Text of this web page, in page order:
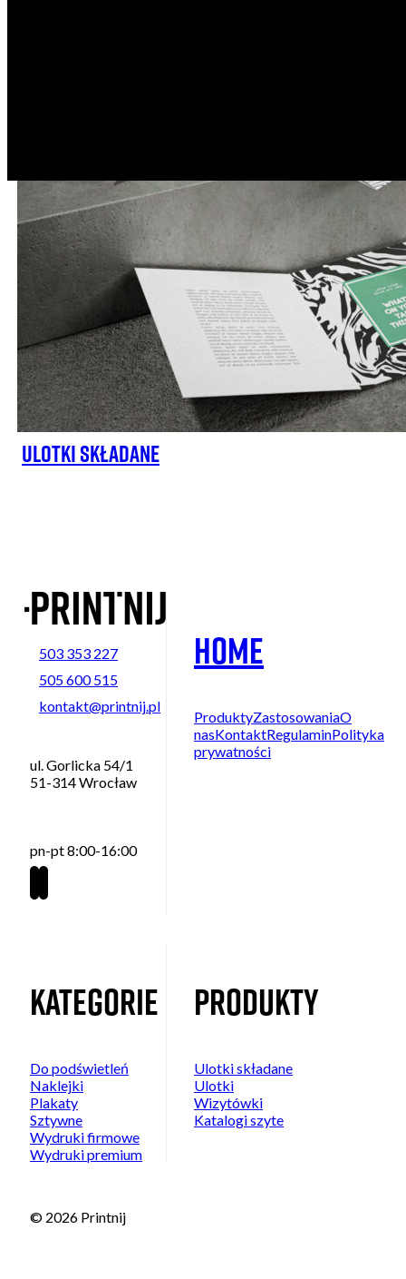
Ulotki składane
503 353 227
505 600 515
kontakt@printnij.pl
ul. Gorlicka 54/1
51-314 Wrocław
pn-pt 8:00-16:00
Home
ProduktyZastosowaniaO
nasKontaktRegulaminPolityka
prywatności
Kategorie
Do podświetleń
Naklejki
Plakaty
Sztywne
Wydruki firmowe
Wydruki premium
Produkty
Ulotki składane
Ulotki
Wizytówki
Katalogi szyte
© 2026 Printnij